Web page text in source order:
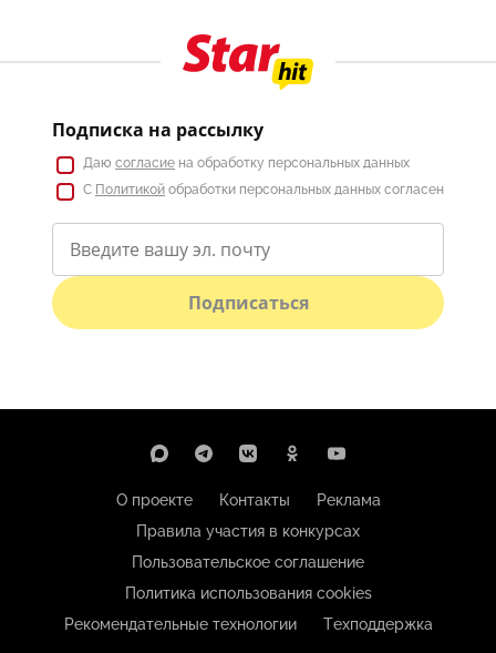
Подписка на рассылку
Даю согласие на обработку персональных данных
С Политикой обработки персональных данных согласен
Подписаться
О проекте Контакты
Реклама
Правила участия в конкурсах
Пользовательское соглашение
Политика использования cookies
Рекомендательные технологии
Техподдержка